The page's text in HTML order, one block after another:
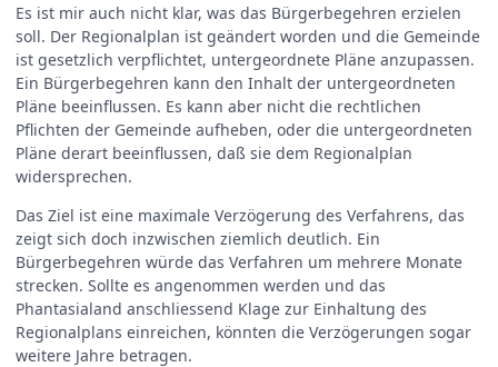
Es ist mir auch nicht klar, was das Bürgerbegehren erzielen
soll. Der Regionalplan ist geändert worden und die Gemeinde
ist gesetzlich verpflichtet, untergeordnete Pläne anzupassen.
Ein Bürgerbegehren kann den Inhalt der untergeordneten
Pläne beeinflussen. Es kann aber nicht die rechtlichen
Pflichten der Gemeinde aufheben, oder die untergeordneten
Pläne derart beeinflussen, daß sie dem Regionalplan
widersprechen.
Das Ziel ist eine maximale Verzögerung des Verfahrens, das
zeigt sich doch inzwischen ziemlich deutlich. Ein
Bürgerbegehren würde das Verfahren um mehrere Monate
strecken. Sollte es angenommen werden und das
Phantasialand anschliessend Klage zur Einhaltung des
Regionalplans einreichen, könnten die Verzögerungen sogar
weitere Jahre betragen.